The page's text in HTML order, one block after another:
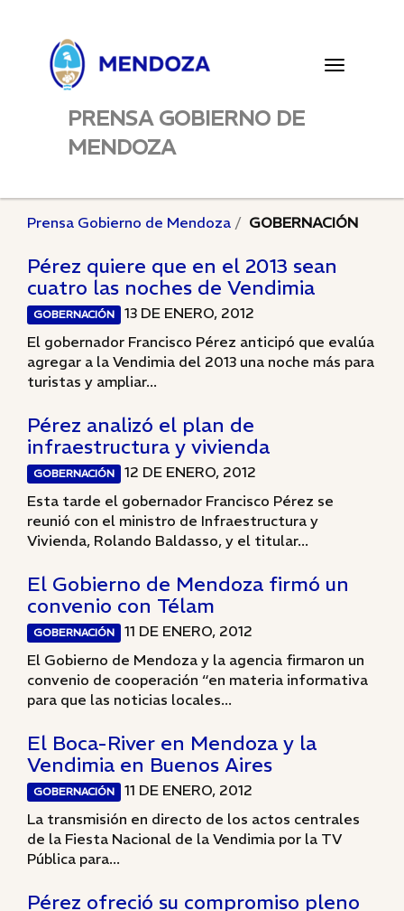
Toggle
PRENSA GOBIERNO DE
MENDOZA
Prensa Gobierno de Mendoza GOBERNACIÓN
Pérez quiere que en el 2013 sean
cuatro las noches de Vendimia
GOBERNACIÓN
13 DE ENERO, 2012
El gobernador Francisco Pérez anticipó que evalúa
agregar a la Vendimia del 2013 una noche más para
turistas y ampliar...
Pérez analizó el plan de
infraestructura y vivienda
GOBERNACIÓN
12 DE ENERO, 2012
Esta tarde el gobernador Francisco Pérez se
reunió con el ministro de Infraestructura y
Vivienda, Rolando Baldasso, y el titular...
El Gobierno de Mendoza firmó un
convenio con Télam
GOBERNACIÓN
11 DE ENERO, 2012
El Gobierno de Mendoza y la agencia firmaron un
convenio de cooperación “en materia informativa
para que las noticias locales...
El Boca-River en Mendoza y la
Vendimia en Buenos Aires
GOBERNACIÓN
11 DE ENERO, 2012
La transmisión en directo de los actos centrales
de la Fiesta Nacional de la Vendimia por la TV
Pública para...
Pérez ofreció su compromiso pleno